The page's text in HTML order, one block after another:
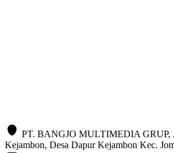
PT. BANGJO MULTIMEDIA GRUP,
Kejambon, Desa Dapur Kejambon Kec.